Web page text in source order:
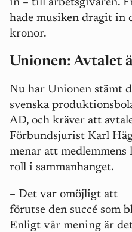
in – till arbetsgivaren.
hade musiken dragit in
kronor.
Unionen: Avtalet
Nu har Unionen stämt
svenska
AD, och kräver att
Förbundsjurist Karl
menar att medlemmens
roll i sammanhanget.
– Det var omöjligt att
förutse den succé som
Enligt vår mening är